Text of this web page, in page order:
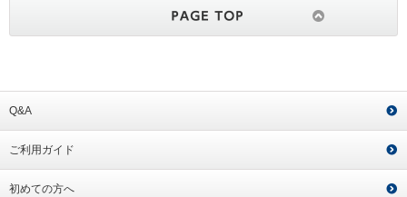
Q&A
ご利用ガイド
初めての方へ